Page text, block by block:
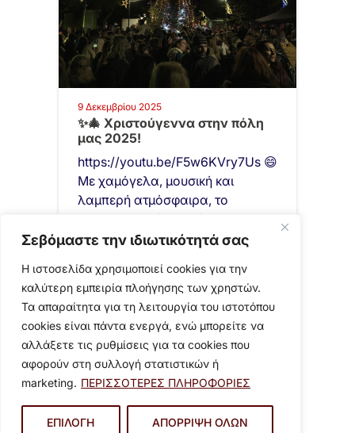
Σεβόμαστε την ιδιωτικότητά σας
Η ιστοσελίδα χρησιμοποιεί cookies για την
καλύτερη εμπειρία πλοήγησης των χρηστών.
Τα απαραίτητα για τη λειτουργία του ιστοτόπου
cookies είναι πάντα ενεργά, ενώ μπορείτε να
αλλάξετε τις ρυθμίσεις για τα cookies που
αφορούν στη συλλογή στατιστικών ή
marketing. ΠΕΡΙΣΣΟΤΕΡΕΣ ΠΛΗΡΟΦΟΡΙΕΣ
ΕΠΙΛΟΓΗ ΑΠΟΡΡΙΨΗ ΟΛΩΝ
9 Δεκεμβρίου 2025
✨🎄 Χριστούγεννα στην πόλη
μας 2025!
https://youtu.be/F5w6KVry7Us 😄
Με χαμόγελα, μουσική και
λαμπερή ατμόσφαιρα, το
χριστουγεννιάτικο δέντρο στο
Πάρκο Καραολή & Δημητρίου
μαγεία.…